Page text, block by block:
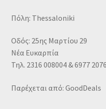
Πόλη: Thessaloniki
Οδός: 25ης Μαρτίου 29
Νέα Ευκαρπία
Τηλ. 2316 008004 & 6977
Παρέχεται από: GoodDeals